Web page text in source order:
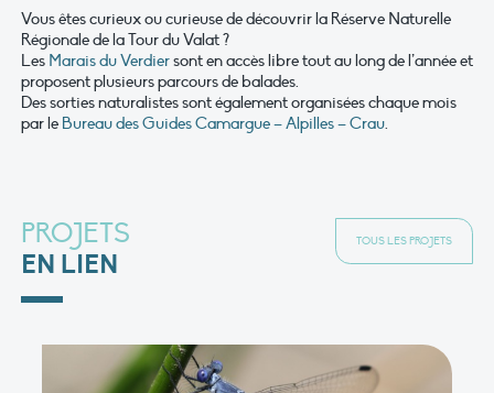
Vous êtes curieux ou curieuse de découvrir la Réserve Naturelle
Régionale de la Tour du Valat ?
Les Marais du Verdiersont en accès libre tout au long de l’année et
proposent plusieurs parcours de balades.
Des sorties naturalistes sont également organisées chaque mois
par le Bureau des Guides Camargue – Alpilles – Crau.
PROJETS
EN LIEN
TOUS LES PROJETS